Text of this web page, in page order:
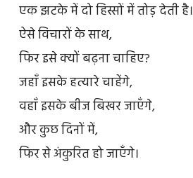
एक झटके में दो हिस्सों में तोड़ देती है।
ऐसे विचारों के साथ,
फिर इसे क्यों बढ़ना चाहिए?
जहाँ इसके हत्यारे चाहेंगे,
वहाँ इसके बीज बिखर जाएँगे,
और कुछ दिनों में,
फिर से अंकुरित हो जाएँगे।